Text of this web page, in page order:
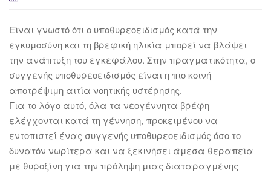
Είναι γνωστό ότι o υποθυρεοειδισμός κατά την
εγκυμοσύνη και τη βρεφική ηλικία μπορεί να βλάψει
την ανάπτυξη του εγκεφάλου. Στην πραγματικότητα, ο
συγγενής υποθυρεοειδισμός είναι η πιο κοινή
αποτρέψιμη αιτία νοητικής υστέρησης.
Για το λόγο αυτό, όλα τα νεογέννητα βρέφη
ελέγχονται κατά τη γέννηση, προκειμένου να
εντοπιστεί ένας συγγενής υποθυρεοειδισμός όσο το
δυνατόν νωρίτερα και να ξεκινήσει άμεσα θεραπεία
με θυροξίνη για την πρόληψη μιας διαταραγμένης